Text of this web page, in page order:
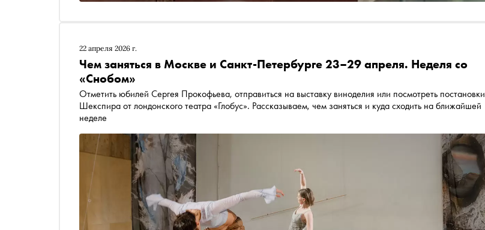
22 апреля 2026 г.
Чем заняться в Москве и Санкт-Петербурге 23–29 апреля. Неделя со
«Снобом»
Отметить юбилей Сергея Прокофьева, отправиться на выставку виноделия или посмотреть постановки
Шекспира от лондонского театра «Глобус». Рассказываем, чем заняться и куда сходить на ближайшей
неделе